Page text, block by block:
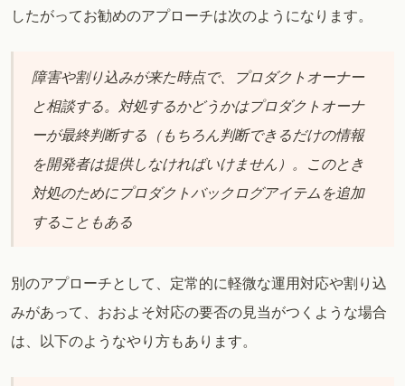
したがってお勧めのアプローチは次のようになります。
障害や割り込みが来た時点で、プロダクトオーナー
と相談する。対処するかどうかはプロダクトオーナ
ーが最終判断する（もちろん判断できるだけの情報
を開発者は提供しなければいけません）。このとき
対処のためにプロダクトバックログアイテムを追加
することもある
別のアプローチとして、定常的に軽微な運用対応や割り込
みがあって、おおよそ対応の要否の見当がつくような場合
は、以下のようなやり方もあります。